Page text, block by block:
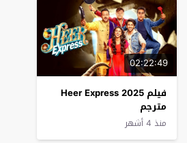
02:22:49
فيلم Heer Express 2025
مترجم
منذ 4 أشهر